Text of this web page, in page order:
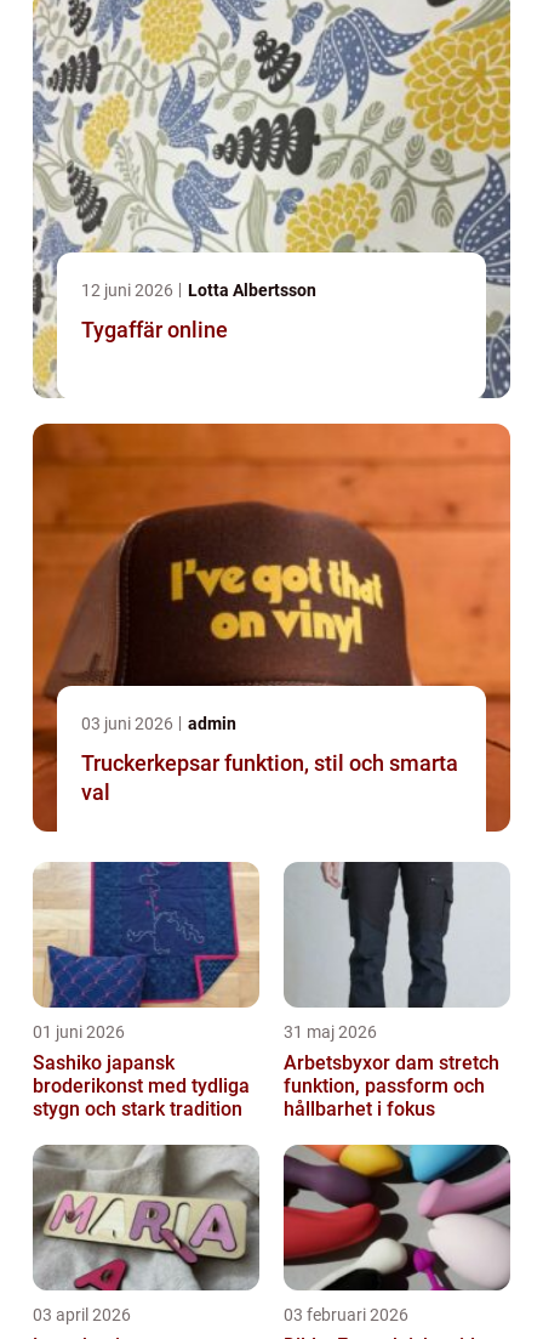
12 juni 2026 Lotta Albertsson
Tygaffär online
03 juni 2026 admin
Truckerkepsar funktion, stil och smarta
val
01 juni 2026
Sashiko japansk
broderikonst med tydliga
stygn och stark tradition
31 maj 2026
Arbetsbyxor dam stretch
funktion, passform och
hållbarhet i fokus
03 april 2026 03 februari 2026